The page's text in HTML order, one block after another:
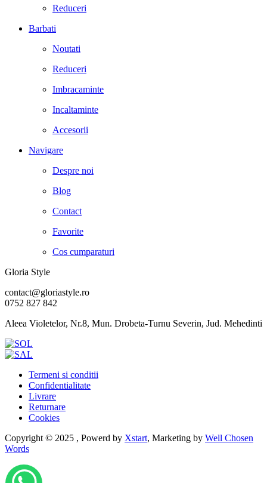
Reduceri
Barbati
Noutati
Reduceri
Imbracaminte
Incaltaminte
Accesorii
Navigare
Despre noi
Blog
Contact
Favorite
Cos cumparaturi
Gloria Style
contact@gloriastyle.ro
0752 827 842
Aleea Violetelor, Nr.8, Mun. Drobeta-Turnu Severin, Jud. Mehedinti
Termeni si conditii
Confidentialitate
Livrare
Returnare
Cookies
Copyright © 2025 , Powerd by Xstart, Marketing by Well Chosen
Words